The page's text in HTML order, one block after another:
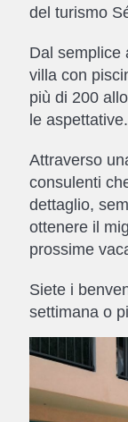
del turismo
Dal semplice
villa con
più di 200
le aspettative.
Attraverso
consulenti
dettaglio,
ottenere il
prossime
Siete i
settimana o